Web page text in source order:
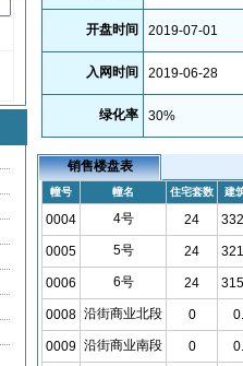
开盘时间 2019-07-01
入网时间 2019-06-28
绿化率 30%
销售楼盘表
幢号 幢名 住宅套数 建
0004 4号 24
0005 5号 24
0006 6号 24
0008 沿街商业北段 0
0009 沿街商业南段 0